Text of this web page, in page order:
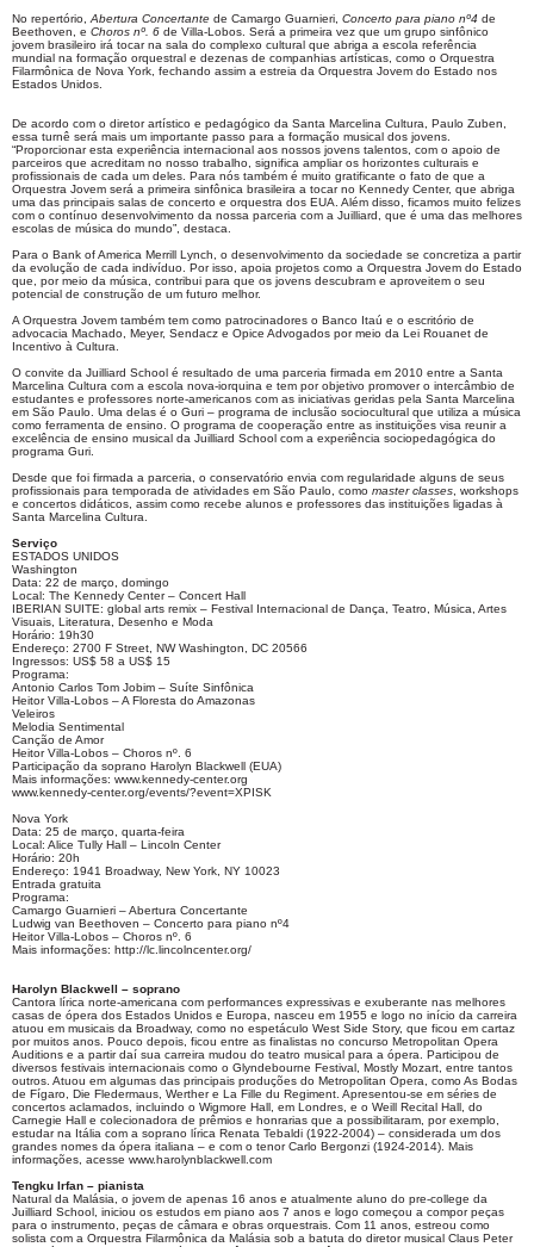
No repertório, Abertura Concertante de Camargo Guarnieri, Concerto para piano nº4 de
Beethoven, e Choros nº. 6 de Villa-Lobos. Será a primeira vez que um grupo sinfônico
jovem brasileiro irá tocar na sala do complexo cultural que abriga a escola referência
mundial na formação orquestral e dezenas de companhias artísticas, como o Orquestra
Filarmônica de Nova York, fechando assim a estreia da Orquestra Jovem do Estado nos
Estados Unidos.
De acordo com o diretor artístico e pedagógico da Santa Marcelina Cultura, Paulo Zuben,
essa turnê será mais um importante passo para a formação musical dos jovens.
“Proporcionar esta experiência internacional aos nossos jovens talentos, com o apoio de
parceiros que acreditam no nosso trabalho, significa ampliar os horizontes culturais e
profissionais de cada um deles. Para nós também é muito gratificante o fato de que a
Orquestra Jovem será a primeira sinfônica brasileira a tocar no Kennedy Center, que abriga
uma das principais salas de concerto e orquestra dos EUA. Além disso, ficamos muito felizes
com o contínuo desenvolvimento da nossa parceria com a Juilliard, que é uma das melhores
escolas de música do mundo”, destaca.
Para o Bank of America Merrill Lynch, o desenvolvimento da sociedade se concretiza a partir
da evolução de cada indivíduo. Por isso, apoia projetos como a Orquestra Jovem do Estado
que, por meio da música, contribui para que os jovens descubram e aproveitem o seu
potencial de construção de um futuro melhor.
A Orquestra Jovem também tem como patrocinadores o Banco Itaú e o escritório de
advocacia Machado, Meyer, Sendacz e Opice Advogados por meio da Lei Rouanet de
Incentivo à Cultura.
O convite da Juilliard School é resultado de uma parceria firmada em 2010 entre a Santa
Marcelina Cultura com a escola nova-iorquina e tem por objetivo promover o intercâmbio de
estudantes e professores norte-americanos com as iniciativas geridas pela Santa Marcelina
em São Paulo. Uma delas é o Guri – programa de inclusão sociocultural que utiliza a música
como ferramenta de ensino. O programa de cooperação entre as instituições visa reunir a
excelência de ensino musical da Juilliard School com a experiência sociopedagógica do
programa Guri.
Desde que foi firmada a parceria, o conservatório envia com regularidade alguns de seus
profissionais para temporada de atividades em São Paulo, como master classes , workshops
e concertos didáticos, assim como recebe alunos e professores das instituições ligadas à
Santa Marcelina Cultura.
Serviço
ESTADOS UNIDOS
Washington
Data: 22 de março, domingo
Local: The Kennedy Center – Concert Hall
IBERIAN SUITE: global arts remix – Festival Internacional de Dança, Teatro, Música, Artes
Visuais, Literatura, Desenho e Moda
Horário: 19h30
Endereço: 2700 F Street, NW Washington, DC 20566
Ingressos: US$ 58 a US$ 15
Programa:
Antonio Carlos Tom Jobim – Suíte Sinfônica
Heitor Villa-Lobos – A Floresta do Amazonas
Veleiros
Melodia Sentimental
Canção de Amor
Heitor Villa-Lobos – Choros nº. 6
Participação da soprano Harolyn Blackwell (EUA)
Mais informações: www.kennedy-center.org
www.kennedy-center.org/events/?event=XPISK
Nova York
Data: 25 de março, quarta-feira
Local: Alice Tully Hall – Lincoln Center
Horário: 20h
Endereço: 1941 Broadway, New York, NY 10023
Entrada gratuita
Programa:
Camargo Guarnieri – Abertura Concertante
Ludwig van Beethoven – Concerto para piano nº4
Heitor Villa-Lobos – Choros nº. 6
Mais informações: http://lc.lincolncenter.org/
Harolyn Blackwell – soprano
Cantora lírica norte-americana com performances expressivas e exuberante nas melhores
casas de ópera dos Estados Unidos e Europa, nasceu em 1955 e logo no início da carreira
atuou em musicais da Broadway, como no espetáculo West Side Story, que ficou em cartaz
por muitos anos. Pouco depois, ficou entre as finalistas no concurso Metropolitan Opera
Auditions e a partir daí sua carreira mudou do teatro musical para a ópera. Participou de
diversos festivais internacionais como o Glyndebourne Festival, Mostly Mozart, entre tantos
outros. Atuou em algumas das principais produções do Metropolitan Opera, como As Bodas
de Fígaro, Die Fledermaus, Werther e La Fille du Regiment. Apresentou-se em séries de
concertos aclamados, incluindo o Wigmore Hall, em Londres, e o Weill Recital Hall, do
Carnegie Hall e colecionadora de prêmios e honrarias que a possibilitaram, por exemplo,
estudar na Itália com a soprano lírica Renata Tebaldi (1922-2004) – considerada um dos
grandes nomes da ópera italiana – e com o tenor Carlo Bergonzi (1924-2014). Mais
informações, acesse www.harolynblackwell.com
Tengku Irfan – pianista
Natural da Malásia, o jovem de apenas 16 anos e atualmente aluno do pre-college da
Juilliard School, iniciou os estudos em piano aos 7 anos e logo começou a compor peças
para o instrumento, peças de câmara e obras orquestrais. Com 11 anos, estreou como
solista com a Orquestra Filarmônica da Malásia sob a batuta do diretor musical Claus Peter